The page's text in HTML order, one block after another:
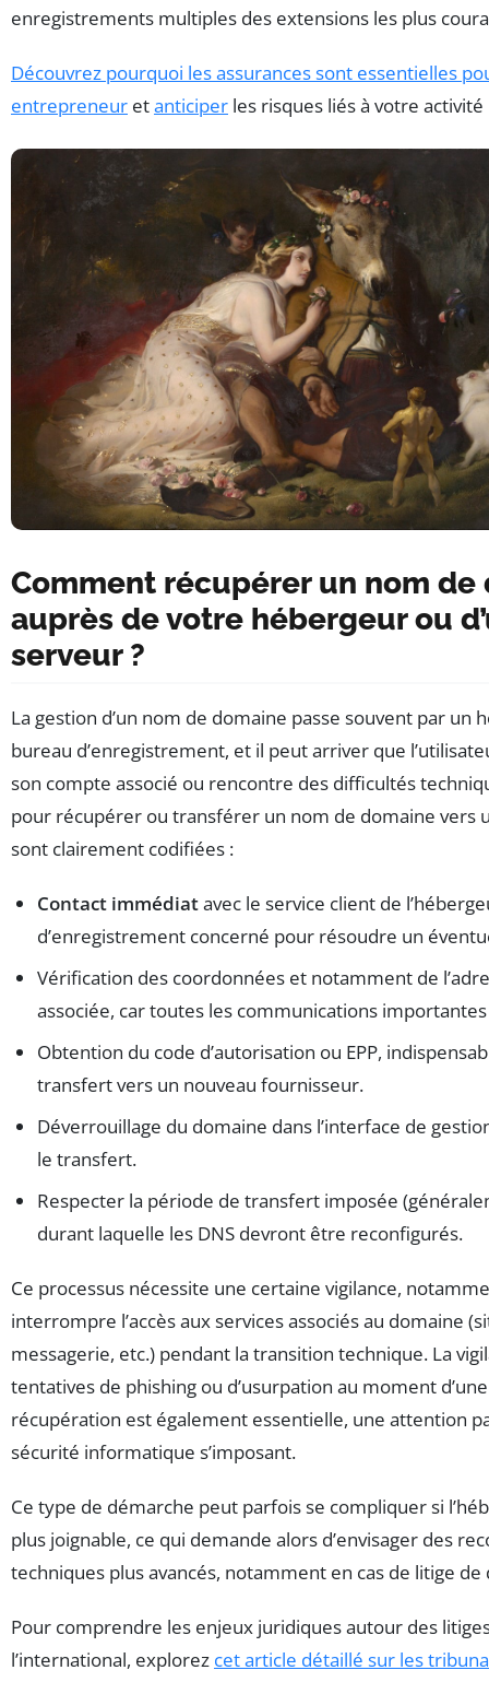
enregistrements multiples des extensions les plus
Découvrez pourquoi les assurances sont essentielles
entrepreneur etanticiper les risques liés à votre
Comment récupérer un nom de
auprès de votre hébergeur ou
serveur ?
La gestion d’un nom de domaine passe souvent par un
bureau d’enregistrement, et il peut arriver que
son compte associé ou rencontre des difficultés
pour récupérer ou transférer un nom de domaine vers
sont clairement codifiées :
Contact immédiatavec le service client de
d’enregistrement concerné pour résoudre un
Vérification des coordonnées et notamment de
associée, car toutes les communications
Obtention du code d’autorisation ou EPP,
transfert vers un nouveau fournisseur.
Déverrouillage du domaine dans l’interface de
le transfert.
Respecter la période de transfert imposée
durant laquelle les DNS devront être reconfigurés.
Ce processus nécessite une certaine vigilance,
interrompre l’accès aux services associés au domaine
messagerie, etc.) pendant la transition technique. La
tentatives de phishing ou d’usurpation au moment
récupération est également essentielle, une attention
sécurité informatique s’imposant.
Ce type de démarche peut parfois se compliquer si
plus joignable, ce qui demande alors d’envisager des
techniques plus avancés, notamment en cas de litige
Pour comprendre les enjeux juridiques autour des
l’international, explorez cet article détaillé sur les